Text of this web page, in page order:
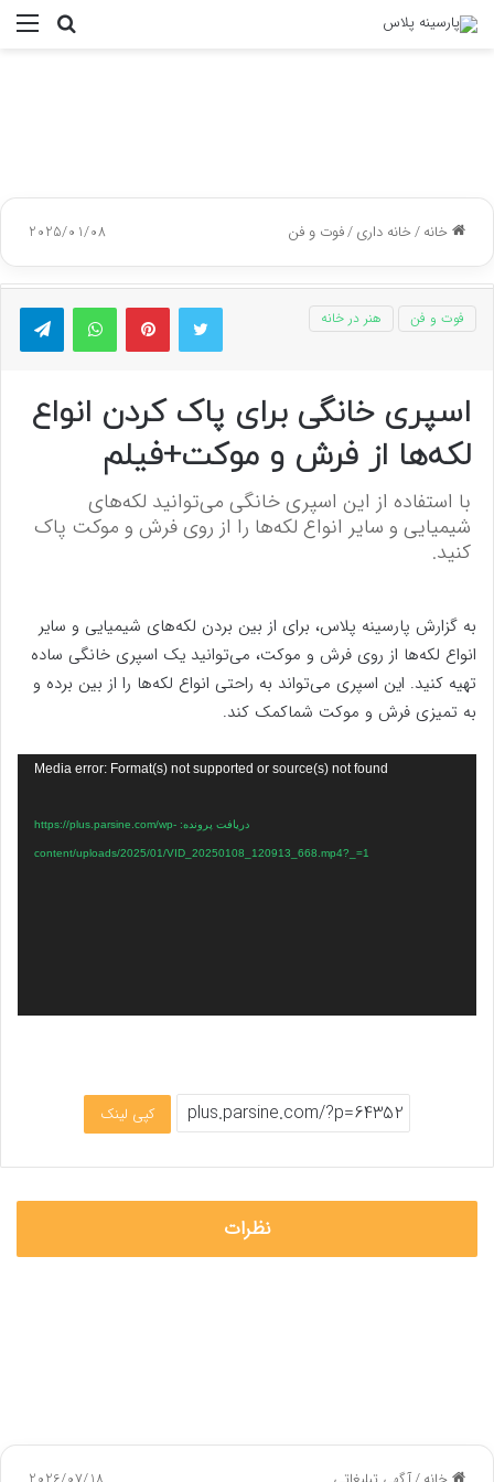
جستجو
خانه/خانه داری/فوت و فن 2025/01/08
توییتر پینتریستواتس آپ
فوت و فن هنر در خانه
اسپری خانگی برای پاک کردن انواع
لکه‌ها از فرش و موکت+فیلم
با استفاده از این اسپری خانگی می‌توانید لکه‌های
شیمیایی و سایر انواع لکه‌ها را از روی فرش و موکت پاک
کنید.
به گزارش پارسینه پلاس، برای از بین بردن لکه‌های شیمیایی و سایر
انواع لکه‌ها از روی فرش و موکت، می‌توانید یک اسپری خانگی ساده
تهیه کنید. این اسپری می‌تواند به راحتی انواع لکه‌ها را از بین برده و
به تمیزی فرش و موکت شماکمک کند.
Media error: Format(s) not supported or source(s) not found
دریافت پرونده: https://plus.parsine.com/wp-
content/uploads/2025/01/VID_20250108_120913_668.mp4?_=1
کپی لینک
نظرات